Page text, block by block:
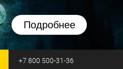
Подробнее
+7 800 500-31-36